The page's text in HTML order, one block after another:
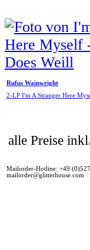
Rufus Wainwright
2-LP I'm A Stranger Here
alle Preise
Mailorder-Hotline: +49
mailorder@glitterhouse.com